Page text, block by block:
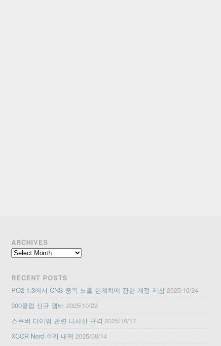
ARCHIVES
Archives
RECENT POSTS
PO2 1.3에서 CNS 중독 노출 한계치에 관한 개정 지침 2025/10/24
300클럽 신규 멤버 2025/10/22
스쿠버 다이빙 관련 나사산 규격 2025/10/17
XCCR Nerd 수리 내역 2025/09/14